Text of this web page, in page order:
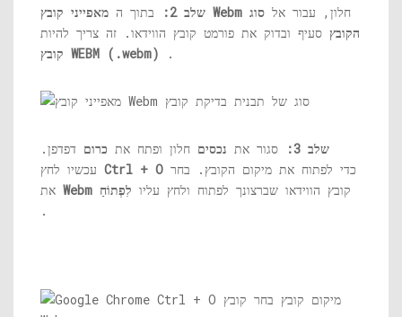
שלב 2: בתוך ה מאפייני קובץ Webm חלון, עבור אל סוג
הקובץ סעיף ובדוק את פורמט קובץ הווידאו. זה צריך להיות
קובץ WEBM (.webm)
.
שלב 3: סגור את נכסים חלון ופתח את כרום דפדפן.
Ctrl + O
Webm קובץ הווידאו שברצונך לפתוח ולחץ עליו לִפְתוֹחַ
.